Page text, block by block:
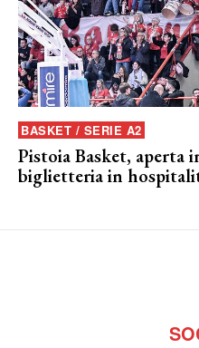
BASKET / SERIE A2
Pistoia Basket, aperta
biglietteria in